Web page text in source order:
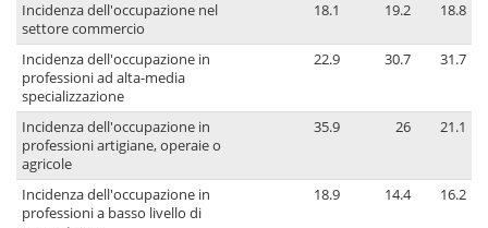
Incidenza dell'occupazione nel
settore commercio
18.1 19.2 18.8
Incidenza dell'occupazione in
professioni ad alta-media
specializzazione
22.9 30.7 31.7
Incidenza dell'occupazione in
professioni artigiane, operaie o
agricole
35.9 26 21.1
Incidenza dell'occupazione in
professioni a basso livello di
18.9 14.4 16.2